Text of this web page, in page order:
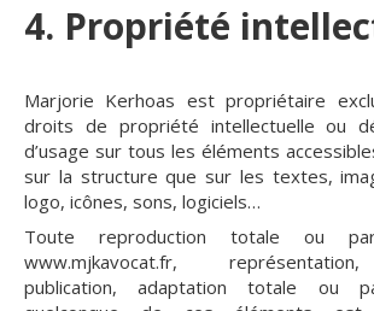
4. Propriété
Marjorie Kerhoas est propriétaire
droits de propriété intellectuelle ou
d’usage sur tous les éléments
sur la structure que sur les textes,
logo, icônes, sons, logiciels…
Toute reproduction totale ou
www.mjkavocat.fr,
publication, adaptation totale ou